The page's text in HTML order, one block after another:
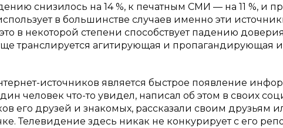
снизилось на 14 %, к печатным СМИ — на 11 %, и
в большинстве случаев именно эти
в некоторой степени способствует падению доверия
транслируется агитирующая и пропагандирующая
источников является быстрое появление
человек что-то увидел, написал об этом в своих
его друзей и знакомых, рассказали своим друзьям
Телевидение здесь никак не конкурирует с его